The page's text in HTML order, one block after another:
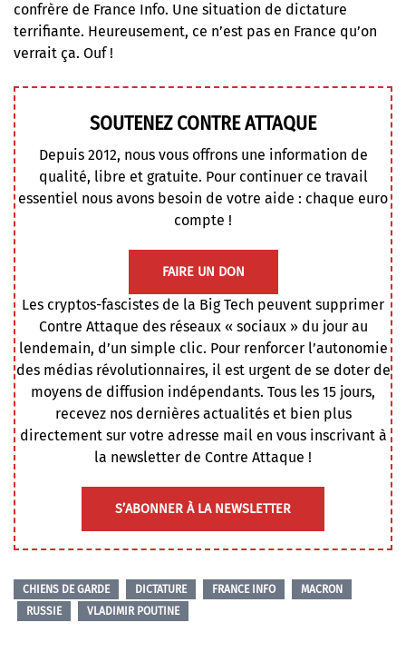
confrère de France Info. Une situation de dictature
terrifiante. Heureusement, ce n’est pas en France qu’on
verrait ça. Ouf !
SOUTENEZ CONTRE ATTAQUE
Depuis 2012, nous vous offrons une information de
qualité, libre et gratuite. Pour continuer ce travail
essentiel nous avons besoin de votre aide : chaque euro
compte !
FAIRE UN DON
Les cryptos-fascistes de la Big Tech peuvent supprimer
Contre Attaque des réseaux « sociaux » du jour au
lendemain, d’un simple clic. Pour renforcer l’autonomie
des médias révolutionnaires, il est urgent de se doter de
moyens de diffusion indépendants. Tous les 15 jours,
recevez nos dernières actualités et bien plus
directement sur votre adresse mail en vous inscrivant à
la newsletter de Contre Attaque !
S’ABONNER À LA NEWSLETTER
CHIENS DE GARDE DICTATURE FRANCE INFO
MACRON
RUSSIE
VLADIMIR POUTINE